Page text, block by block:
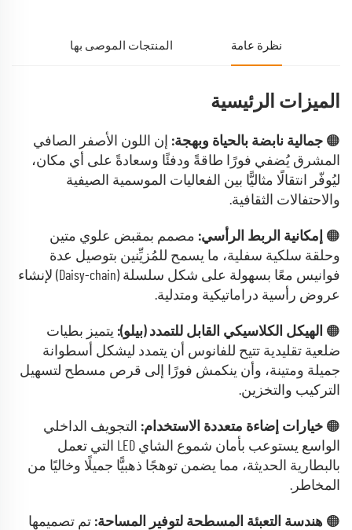
نظرة عامة المنتجات الموصى بها
الميزات الرئيسية
🟠 جمالية نابضة بالحياة وبهجة:
إن اللون الأصفر الصافي
المشرق يُضفي فورًا طاقةً ودفئًا وسعادةً على أي مكان،
ليُوفّر انتقالًا مثاليًّا بين الفعاليات الموسمية الصيفية
والاحتفالات الثقافية.
🟠 إمكانية الربط الرأسي: مصمم بمقبض علوي متين
وحلقة سلكية سفلية، ما يسمح للمُزيِّنين بتوصيل عدة
فوانيس معًا بسهولة على شكل سلسلة (Daisy-chain) لإنشاء
عروض رأسية دراماتيكية ومتدلية.
🟠 الهيكل الكلاسيكي القابل للتمدد (بيلو): يتميز بطيات
ضلعية تقليدية تتيح للفانوس أن يتمدد ليشكل أسطوانة
جميلة ومتينة، وأن ينكمش فورًا إلى قرص مسطح لتسهيل
التركيب والتخزين.
🟠 خيارات إضاءة متعددة الاستخدام:
التجويف الداخلي
الواسع يستوعب بأمان شموع الشاي LED التي تعمل
بالبطارية الحديثة، مما يضمن توهجًا ذهبيًّا جميلًا وخاليًا من
المخاطر.
🟠 هندسة التعبئة المسطحة لتوفير المساحة: تم تصميمها